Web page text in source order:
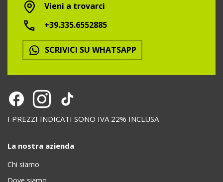
Vieni a trovarci
+39.335.6552885
SCRIVICI SU WHATSAPP
I PREZZI INDICATI SONO IVA 22% INCLUSA
La nostra azienda
Chi siamo
Dove siamo